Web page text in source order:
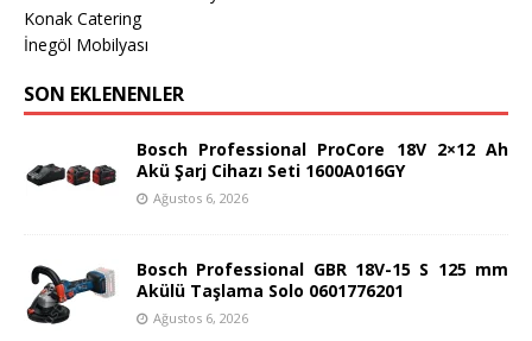
Konak Catering
İnegöl Mobilyası
SON EKLENENLER
Bosch Professional ProCore 18V 2×12 Ah
Akü Şarj Cihazı Seti 1600A016GY
Ağustos 6, 2026
Bosch Professional GBR 18V-15 S 125 mm
Akülü Taşlama Solo 0601776201
Ağustos 6, 2026